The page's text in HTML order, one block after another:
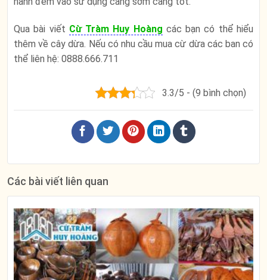
Qua bài viết Cừ Tràm Huy Hoàng các bạn có thể hiểu
thêm về cây dừa. Nếu có nhu cầu mua cừ dừa các ban có
thể liên hệ: 0888.666.711
3.3/5 - (9 bình chọn)
Các bài viết liên quan